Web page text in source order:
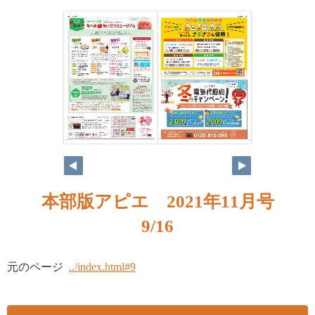
9
8
本部版アピエ 2021年11月号
9/16
元のページ ../index.html#9